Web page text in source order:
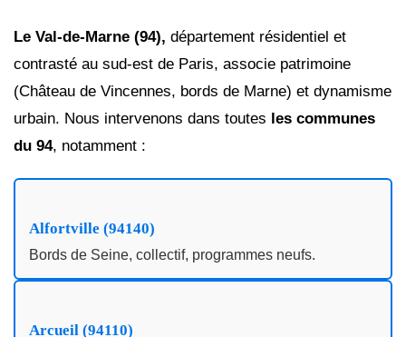
Le Val-de-Marne (94), département résidentiel et
contrasté au sud-est de Paris, associe patrimoine
(Château de Vincennes, bords de Marne) et dynamisme
urbain. Nous intervenons dans toutes les communes
du 94, notamment :
Alfortville (94140)
Bords de Seine, collectif, programmes neufs.
Arcueil (94110)